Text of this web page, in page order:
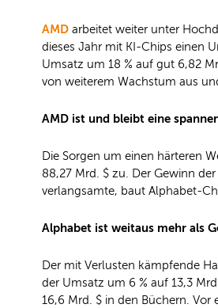
AMD arbeitet weiter unter
dieses Jahr mit KI-Chips einen
Umsatz um 18 % auf gut 6,82
von weiterem Wachstum aus
AMD ist und bleibt eine
Die Sorgen um einen härteren
88,27 Mrd. $ zu. Der Gewinn
verlangsamte, baut Alphabet-
Alphabet ist weitaus mehr als
Der mit Verlusten kämpfende
der Umsatz um 6 % auf 13,3
16,6 Mrd. $ in den Büchern.